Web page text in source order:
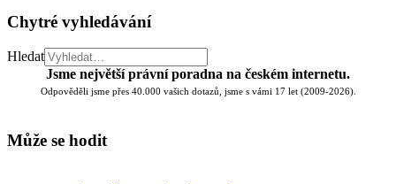
Chytré vyhledávání
Hledat
Jsme největší právní poradna na českém internetu.
Odpověděli jsme přes 40.000 vašich dotazů, jsme s vámi 17 let (2009-2026).
Může se hodit